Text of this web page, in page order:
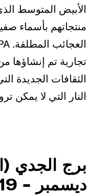
الأبيض المتوسط
منتجاتهم بأسماء
تجارية تم
الثقافات الجديدة
النار التي لا يمكن
ديسمبر - 19 يناير